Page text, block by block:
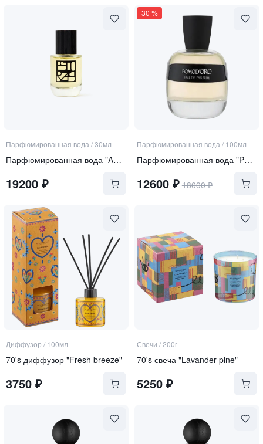
Парфюмированная вода /30мл
Парфюмированная вода "ANTAL limited edition"
19200 ₽
30 %
Парфюмированная вода / 100мл
Парфюмированная вода "POMOD`ORO"
12600₽ 18000₽
Диффузор / 100мл
70's диффузор "Fresh breeze"
3750 ₽
Свечи /200г
70's свеча "Lavander pine"
5250₽